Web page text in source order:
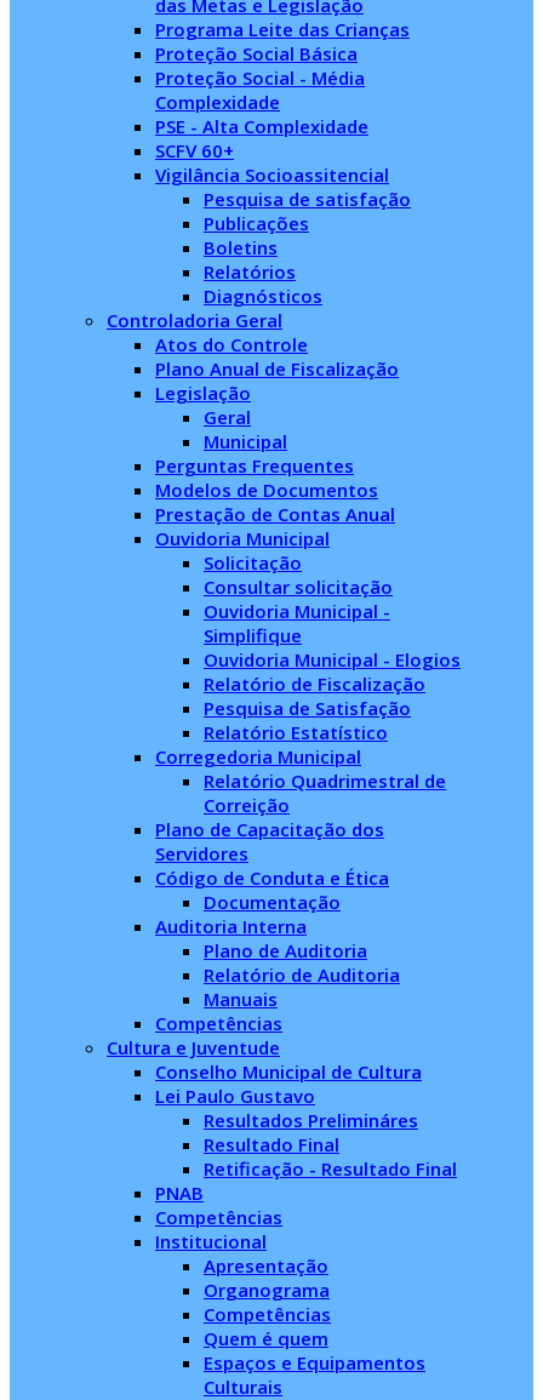
das Metas e Legislação
Programa Leite das Crianças
Proteção Social Básica
Proteção Social - Média
Complexidade
PSE - Alta Complexidade
SCFV 60+
Vigilância Socioassitencial
Pesquisa de satisfação
Publicações
Boletins
Relatórios
Diagnósticos
Controladoria Geral
Atos do Controle
Plano Anual de Fiscalização
Legislação
Geral
Municipal
Perguntas Frequentes
Modelos de Documentos
Prestação de Contas Anual
Ouvidoria Municipal
Solicitação
Consultar solicitação
Ouvidoria Municipal -
Simplifique
Ouvidoria Municipal - Elogios
Relatório de Fiscalização
Pesquisa de Satisfação
Relatório Estatístico
Corregedoria Municipal
Relatório Quadrimestral de
Correição
Plano de Capacitação dos
Servidores
Código de Conduta e Ética
Documentação
Auditoria Interna
Plano de Auditoria
Relatório de Auditoria
Manuais
Competências
Cultura e Juventude
Conselho Municipal de Cultura
Lei Paulo Gustavo
Resultados Prelimináres
Resultado Final
Retificação - Resultado Final
PNAB
Competências
Institucional
Apresentação
Organograma
Competências
Quem é quem
Espaços e Equipamentos
Culturais